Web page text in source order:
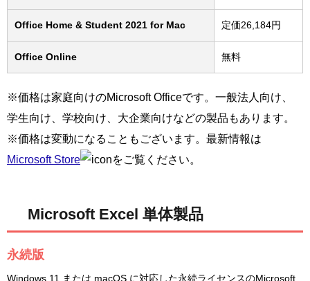
Office Home & Student 2021 for Mac 定価26,184円
Office Online 無料
※価格は家庭向けのMicrosoft Officeです。一般法人向け、
学生向け、学校向け、大企業向けなどの製品もあります。
※価格は変動になることもございます。最新情報は
Microsoft Store
をご覧ください。
Microsoft Excel 単体製品
永続版
Windows 11 または macOS に対応した永続ライセンスのMicrosoft